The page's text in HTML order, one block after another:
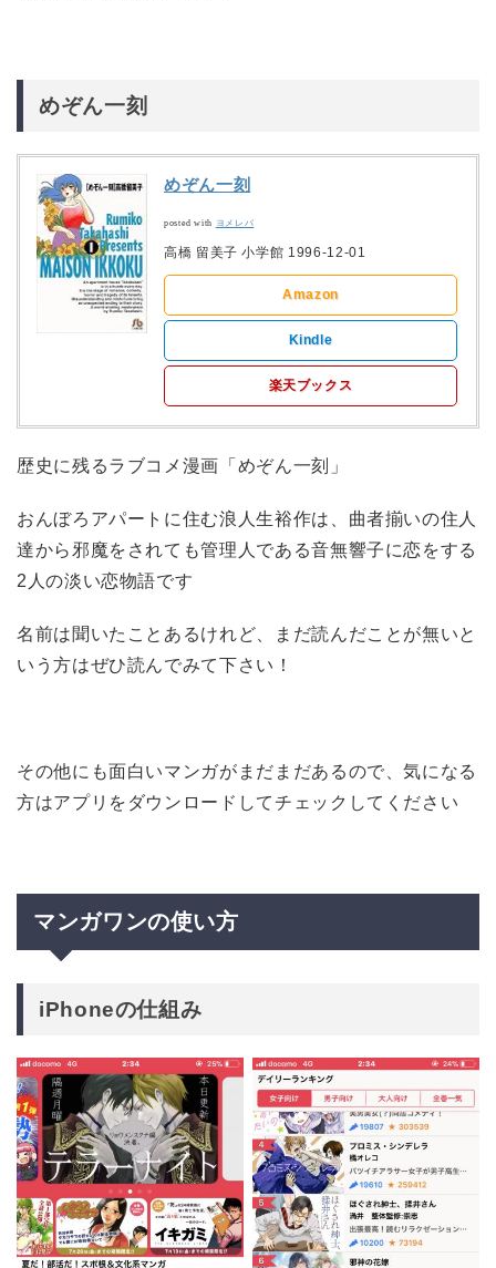
めぞん一刻
めぞん一刻
posted with ヨメレバ
高橋 留美子 小学館 1996-12-01
Amazon
Kindle
楽天ブックス
歴史に残るラブコメ漫画「めぞん一刻」
おんぼろアパートに住む浪人生裕作は、曲者揃いの住人
達から邪魔をされても管理人である音無響子に恋をする
2人の淡い恋物語です
名前は聞いたことあるけれど、まだ読んだことが無いと
いう方はぜひ読んでみて下さい！
その他にも面白いマンガがまだまだあるので、気になる
方はアプリをダウンロードしてチェックしてください
マンガワンの使い方
iPhoneの仕組み